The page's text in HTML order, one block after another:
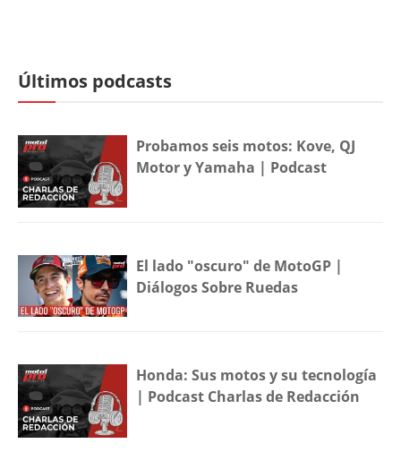
Últimos podcasts
Probamos seis motos: Kove, QJ
Motor y Yamaha | Podcast
El lado "oscuro" de MotoGP |
Diálogos Sobre Ruedas
Honda: Sus motos y su tecnología
| Podcast Charlas de Redacción